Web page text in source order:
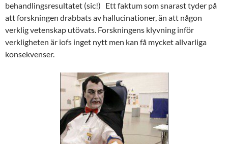
behandlingsresultatet (sic!) Ett faktum som snarast tyder på
att forskningen drabbats av hallucinationer, än att någon
verklig vetenskap utövats. Forskningens klyvning inför
verkligheten är iofs inget nytt men kan få mycket allvarliga
konsekvenser.